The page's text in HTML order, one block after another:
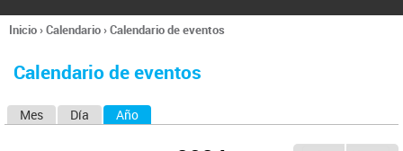
l
Se
usted
Inicio›Calendario›Calendario de eventos
Calendario de eventos
Mes Día Año